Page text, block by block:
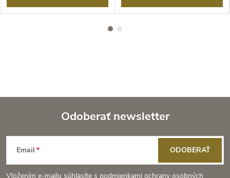
Z
á
Odoberať newsletter
Email
Vložením e-mailu súhlasíte s podmienkami ochrany osobných
ODOBERAŤ